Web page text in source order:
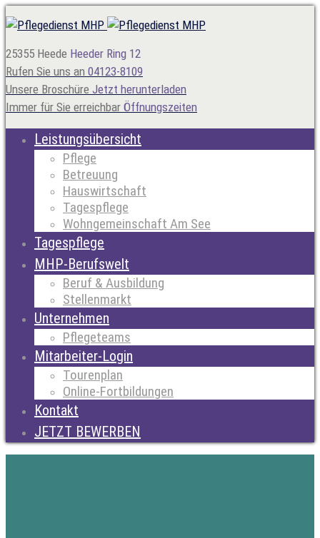
25355 Heede Heeder Ring 12
Rufen Sie uns an 04123-8109
Unsere Broschüre Jetzt herunterladen
Immer für Sie erreichbar Öffnungszeiten
Leistungsübersicht
Pflege
Betreuung
Hauswirtschaft
Tagespflege
Wohngemeinschaft Am See
Tagespflege
MHP-Berufswelt
Beruf & Ausbildung
Stellenmarkt
Unternehmen
Pflegeteams
Mitarbeiter-Login
Tourenplan
Online-Fortbildungen
Kontakt
JETZT BEWERBEN